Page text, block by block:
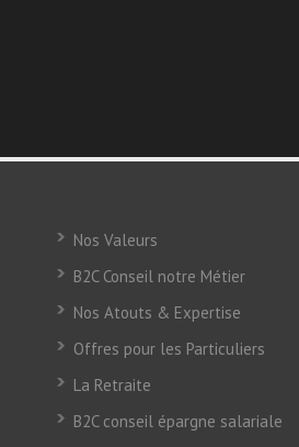
Nos Valeurs
B2C Conseil notre Métier
Nos Atouts & Expertise
Offres pour les Particuliers
La Retraite
B2C conseil épargne salariale